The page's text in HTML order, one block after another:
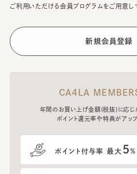
ご利用いただける会員プログラムをご用意し
CA4LA
年間のお買い上げ金額(税抜)に応じ
ポイント還元率や特典がアップ
ポイント付与率 最大 5%